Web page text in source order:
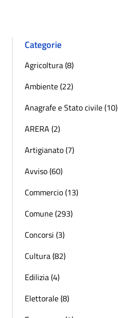
Categorie
Agricoltura (8)
Ambiente (22)
Anagrafe e Stato civile (10)
ARERA (2)
Artigianato (7)
Avviso (60)
Commercio (13)
Comune (293)
Concorsi (3)
Cultura (82)
Edilizia (4)
Elettorale (8)